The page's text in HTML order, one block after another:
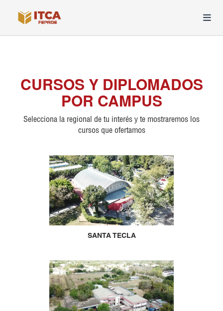
CURSOS Y DIPLOMADOS
POR CAMPUS
Selecciona la regional de tu interés y te mostraremos los
cursos que ofertamos
SANTA TECLA